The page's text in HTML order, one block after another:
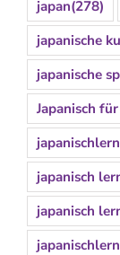
japan(278)
japanische
japanische
Japanisch
japanisch
japanisch